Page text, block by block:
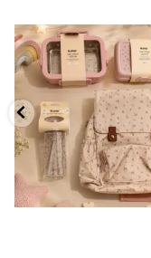
הקולקציה החדשה...
9 4